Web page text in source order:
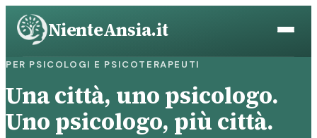
Vai
NienteAnsia.it
PER PSICOLOGI E PSICOTERAPEUTI
Una città, uno psicologo.
Uno psicologo, più città.